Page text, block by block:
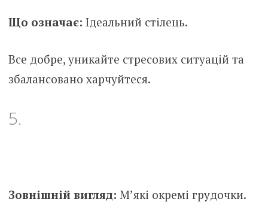
Що означає: Ідеальний стілець.
Все добре, уникайте стресових ситуацій та
збалансовано харчуйтеся.
5.
Зовнішній вигляд: М’які окремі грудочки.